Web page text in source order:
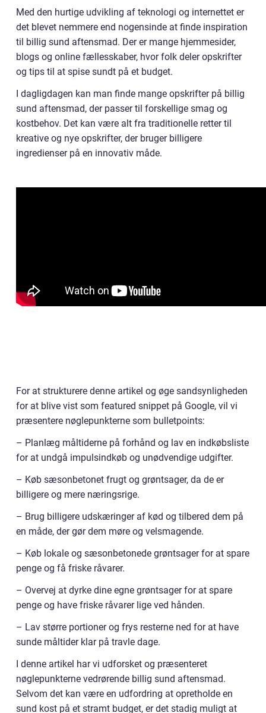
Med den hurtige udvikling af teknologi og internettet er
det blevet nemmere end nogensinde at finde inspiration
til billig sund aftensmad. Der er mange hjemmesider,
blogs og online fællesskaber, hvor folk deler opskrifter
og tips til at spise sundt på et budget.
I dagligdagen kan man finde mange opskrifter på billig
sund aftensmad, der passer til forskellige smag og
kostbehov. Det kan være alt fra traditionelle retter til
kreative og nye opskrifter, der bruger billigere
ingredienser på en innovativ måde.
For at strukturere denne artikel og øge sandsynligheden
for at blive vist som featured snippet på Google, vil vi
præsentere nøglepunkterne som bulletpoints:
– Planlæg måltiderne på forhånd og lav en indkøbsliste
for at undgå impulsindkøb og unødvendige udgifter.
– Køb sæsonbetonet frugt og grøntsager, da de er
billigere og mere næringsrige.
– Brug billigere udskæringer af kød og tilbered dem på
en måde, der gør dem møre og velsmagende.
– Køb lokale og sæsonbetonede grøntsager for at spare
penge og få friske råvarer.
– Overvej at dyrke dine egne grøntsager for at spare
penge og have friske råvarer lige ved hånden.
– Lav større portioner og frys resterne ned for at have
sunde måltider klar på travle dage.
I denne artikel har vi udforsket og præsenteret
nøglepunkterne vedrørende billig sund aftensmad.
Selvom det kan være en udfordring at opretholde en
sund kost på et stramt budget, er det stadig muligt at